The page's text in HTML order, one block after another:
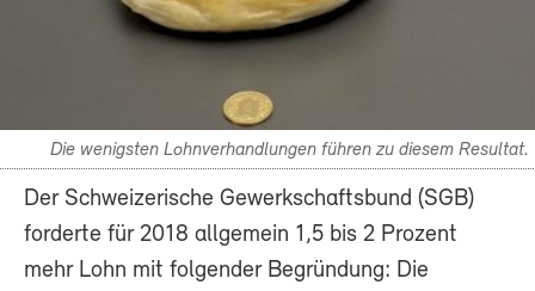
Die wenigsten Lohnverhandlungen führen zu diesem Resultat.
Der Schweizerische Gewerkschaftsbund (SGB)
forderte für 2018 allgemein 1,5 bis 2 Prozent
mehr Lohn mit folgender Begründung: Die